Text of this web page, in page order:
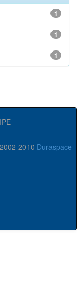
1
1
1
2010 Duraspace